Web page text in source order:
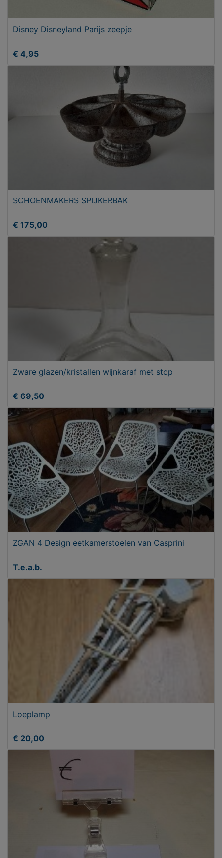
Disney Disneyland Parijs zeepje
€ 4,95
SCHOENMAKERS SPIJKERBAK
€ 175,00
Zware glazen/kristallen wijnkaraf met stop
€ 69,50
ZGAN 4 Design eetkamerstoelen van Casprini
T.e.a.b.
Loeplamp
€ 20,00